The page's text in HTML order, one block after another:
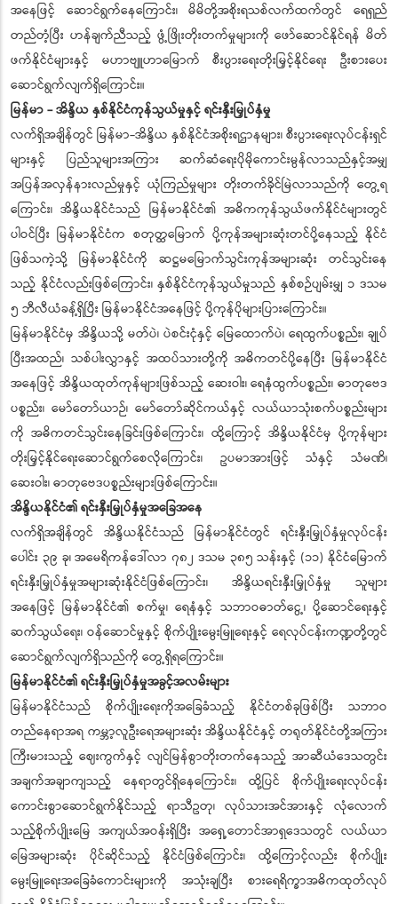
အနေဖြင့် ဆောင်ရွက်နေကြောင်း၊ မိမိတို့အစိုးရသစ်လက်ထက်တွင် ရေရှည်
တည်တံ့ပြီး ဟန်ချက်ညီသည့် ဖွံ့ဖြိုးတိုးတက်မှုများကို ဖော်ဆောင်နိုင်ရန် မိတ်
ဖက်နိုင်ငံများနှင့် မဟာဗျူဟာမြောက် စီးပွားရေးတိုးမြှင့်နိုင်ရေး ဦးစားပေး
ဆောင်ရွက်လျက်ရှိကြောင်း။
မြန်မာ - အိန္ဒိယ နှစ်နိုင်ငံကုန်သွယ်မှုနှင့် ရင်းနှီးမြှုပ်နှံမှု
လက်ရှိအချိန်တွင် မြန်မာ-အိန္ဒိယ နှစ်နိုင်ငံအစိုးရဌာနများ၊ စီးပွားရေးလုပ်ငန်းရှင်
များနှင့် ပြည်သူများအကြား ဆက်ဆံရေးပိုမိုကောင်းမွန်လာသည်နှင့်အမျှ
အပြန်အလှန်နားလည်မှုနှင့် ယုံကြည်မှုများ တိုးတက်ခိုင်မြဲလာသည်ကို တွေ့ရ
ကြောင်း၊ အိန္ဒိယနိုင်ငံသည် မြန်မာနိုင်ငံ၏ အဓိကကုန်သွယ်ဖက်နိုင်ငံများတွင်
ပါဝင်ပြီး မြန်မာနိုင်ငံက စတုတ္ထမြောက် ပို့ကုန်အများဆုံးတင်ပို့နေသည့် နိုင်ငံ
ဖြစ်သကဲ့သို့ မြန်မာနိုင်ငံကို ဆဋ္ဌမမြောက်သွင်းကုန်အများဆုံး တင်သွင်းနေ
သည့် နိုင်ငံလည်းဖြစ်ကြောင်း၊ နှစ်နိုင်ငံကုန်သွယ်မှုသည် နှစ်စဉ်ပျမ်းမျှ ၁ ဒသမ
၅ ဘီလီယံခန့်ရှိပြီး မြန်မာနိုင်ငံအနေဖြင့် ပို့ကုန်ပိုများပြားကြောင်း။
မြန်မာနိုင်ငံမှ အိန္ဒိယသို့ မတ်ပဲ၊ ပဲစင်းငုံနှင့် မြေထောက်ပဲ၊ ရေထွက်ပစ္စည်း၊ ချုပ်
ပြီးအထည်၊ သစ်ပါးလွှာနှင့် အထပ်သားတို့ကို အဓိကတင်ပို့နေပြီး မြန်မာနိုင်ငံ
အနေဖြင့် အိန္ဒိယထုတ်ကုန်များဖြစ်သည့် ဆေးဝါး၊ ရေနံထွက်ပစ္စည်း၊ ဓာတုဗေဒ
ပစ္စည်း၊ မော်တော်ယာဉ်၊ မော်တော်ဆိုင်ကယ်နှင့် လယ်ယာသုံးစက်ပစ္စည်းများ
ကို အဓိကတင်သွင်းနေခြင်းဖြစ်ကြောင်း၊ ထို့ကြောင့် အိန္ဒိယနိုင်ငံမှ ပို့ကုန်များ
တိုးမြှင့်နိုင်ရေးဆောင်ရွက်စေလိုကြောင်း၊ ဥပမာအားဖြင့် သံနှင့် သံမဏိ၊
ဆေးဝါး၊ ဓာတုဗေဒပစ္စည်းများဖြစ်ကြောင်း။
အိန္ဒိယနိုင်ငံ၏ ရင်းနှီးမြှုပ်နှံမှုအခြေအနေ
လက်ရှိအချိန်တွင် အိန္ဒိယနိုင်ငံသည် မြန်မာနိုင်ငံတွင် ရင်းနှီးမြှုပ်နှံမှုလုပ်ငန်း
ပေါင်း ၃၉ ခု၊ အမေရိကန်ဒေါ်လာ ၇၈၂ ဒသမ ၃၈၅ သန်းနှင့် (၁၁) နိုင်ငံမြောက်
ရင်းနှီးမြှုပ်နှံမှုအများဆုံးနိုင်ငံဖြစ်ကြောင်း၊ အိန္ဒိယရင်းနှီးမြှုပ်နှံမှု သူများ
အနေဖြင့် မြန်မာနိုင်ငံ၏ စက်မှု၊ ရေနံနှင့် သဘာဝဓာတ်ငွေ့၊ ပို့ဆောင်ရေးနှင့်
ဆက်သွယ်ရေး၊ ဝန်ဆောင်မှုနှင့် စိုက်ပျိုးမွေးမြူရေးနှင့် ရေလုပ်ငန်းကဏ္ဍတို့တွင်
ဆောင်ရွက်လျက်ရှိသည်ကို တွေ့ရှိရကြောင်း။
မြန်မာနိုင်ငံ၏ ရင်းနှီးမြှုပ်နှံမှုအခွင့်အလမ်းများ
မြန်မာနိုင်ငံသည် စိုက်ပျိုးရေးကိုအခြေခံသည့် နိုင်ငံတစ်ခုဖြစ်ပြီး သဘာဝ
တည်နေရာအရ ကမ္ဘာ့လူဦးရေအများဆုံး အိန္ဒိယနိုင်ငံနှင့် တရုတ်နိုင်ငံတို့အကြား
ကြီးမားသည့် ဈေးကွက်နှင့် လျင်မြန်စွာတိုးတက်နေသည့် အာဆီယံဒေသတွင်း
အချက်အချာကျသည့် နေရာတွင်ရှိနေကြောင်း၊ ထို့ပြင် စိုက်ပျိုးရေးလုပ်ငန်း
ကောင်းစွာဆောင်ရွက်နိုင်သည့် ရာသီဥတု၊ လုပ်သားအင်အားနှင့် လုံလောက်
သည့်စိုက်ပျိုးမြေ အကျယ်အဝန်းရှိပြီး အရှေ့တောင်အာရှဒေသတွင် လယ်ယာ
မြေအများဆုံး ပိုင်ဆိုင်သည့် နိုင်ငံဖြစ်ကြောင်း၊ ထို့ကြောင့်လည်း စိုက်ပျိုး
မွေးမြူရေးအခြေခံကောင်းများကို အသုံးချပြီး စားရေရိက္ခာအဓိကထုတ်လုပ်